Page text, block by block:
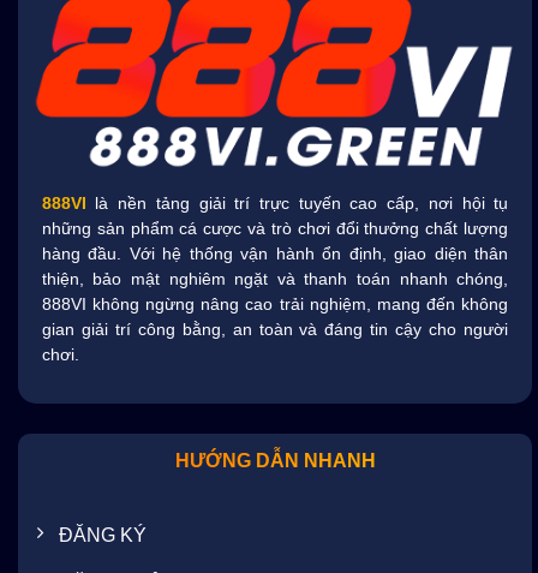
888VI
là nền tảng giải trí trực tuyến cao cấp, nơi hội tụ
những sản phẩm cá cược và trò chơi đổi thưởng chất lượng
hàng đầu. Với hệ thống vận hành ổn định, giao diện thân
thiện, bảo mật nghiêm ngặt và thanh toán nhanh chóng,
888VI không ngừng nâng cao trải nghiệm, mang đến không
gian giải trí công bằng, an toàn và đáng tin cậy cho người
chơi.
HƯỚNG DẪN NHANH
ĐĂNG KÝ